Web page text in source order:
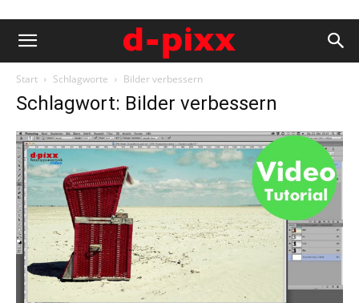
Start Schlagworte Bilder verbessern
Schlagwort: Bilder verbessern